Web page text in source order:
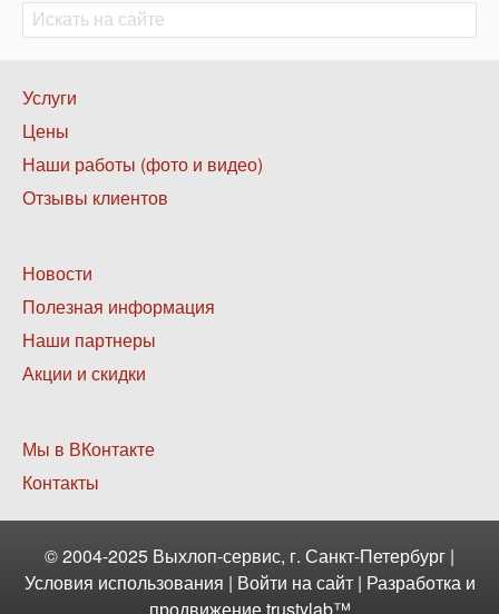
Поиск
Поиск
Нижнее
меню
1
Услуги
Цены
Наши работы (фото и видео)
Отзывы клиентов
Нижнее
меню
2
Новости
Полезная информация
Наши партнеры
Акции и скидки
Нижнее
меню
3
Мы в ВКонтакте
Контакты
© 2004-2025 Выхлоп-сервис, г. Санкт-Петербург |
Условия использования | Войти на сайт | Разработка и